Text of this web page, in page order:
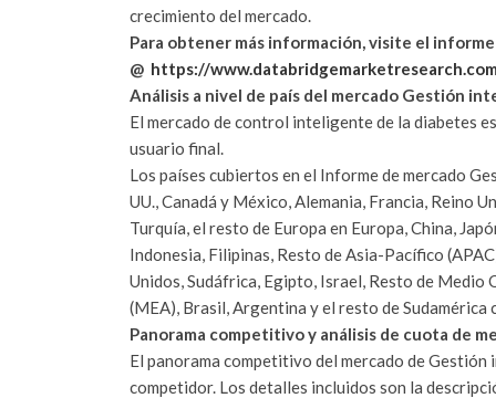
crecimiento del mercado.
Para obtener más información, visite el
@ https://
Análisis a nivel de país del mercado Gestión
El mercado de control inteligente de la diabetes
usuario final.
Los países cubiertos en el Informe de mercado
UU., Canadá y México, Alemania, Francia, Reino
Turquía, el resto de Europa en Europa, China,
Indonesia, Filipinas, Resto de Asia-Pacífico
Unidos, Sudáfrica, Egipto, Israel, Resto de
(MEA), Brasil, Argentina y el resto de Sudamérica
Panorama competitivo y análisis de cuota de
El panorama competitivo del mercado de
competidor. Los detalles incluidos son la